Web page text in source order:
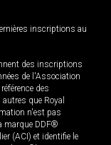
inscriptions au
des inscriptions
de l'Association
des
que Royal
n'est pas
marque DDF®
(ACI) et identifie le